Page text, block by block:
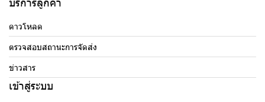
ดาวโหลด
ตรวจสอบสถานะการจัดส่ง
ข่าวสาร
เข้าสู่ระบบ